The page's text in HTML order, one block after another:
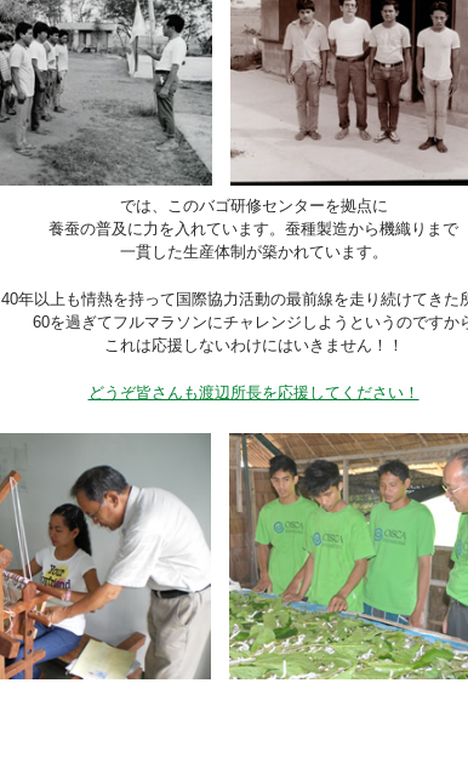
では、このバゴ研修センターを拠点に
養蚕の普及に力を入れています。蚕種製造から機織りまで
一貫した生産体制が築かれています。
40年以上も情熱を持って国際協力活動の最前線を走り続けてきた
60を過ぎてフルマラソンにチャレンジしようというのですか
これは応援しないわけにはいきません！！
どうぞ皆さんも渡辺所長を応援してください！